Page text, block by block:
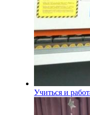
Учиться и